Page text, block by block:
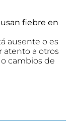
fiebre en
ausente o es
atento a otros
cambios de